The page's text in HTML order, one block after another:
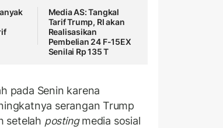
Media AS: Tangkal
Tarif Trump, RI akan
Realisasikan
Pembelian 24 F-15EX
Senilai Rp 135 T
pada Senin karena
serangan Trump
setelah postingmedia sosial